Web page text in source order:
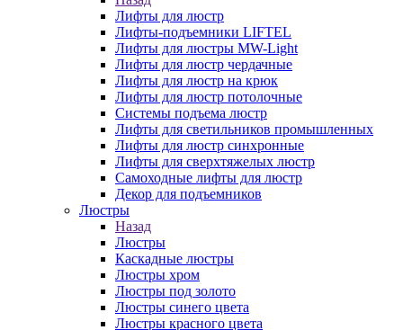
Лифты для люстр
Лифты-подъемники LIFTEL
Лифты для люстры MW-Light
Лифты для люстр чердачные
Лифты для люстр на крюк
Лифты для люстр потолочные
Системы подъема люстр
Лифты для светильников промышленных
Лифты для люстр синхронные
Лифты для сверхтяжелых люстр
Самоходные лифты для люстр
Декор для подъемников
Люстры
Назад
Люстры
Каскадные люстры
Люстры хром
Люстры под золото
Люстры синего цвета
Люстры красного цвета